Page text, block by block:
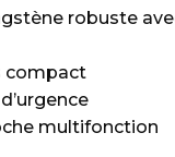
robuste
compact
multifonction